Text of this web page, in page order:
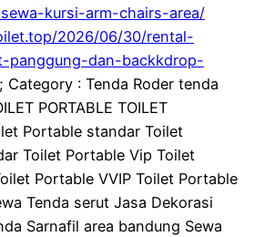
kursi-arm-chairs-area/
2026/06/30/rental-
panggung-dan-backkdrop-
; Category : Tenda Roder tenda
PORTABLE TOILET
Portable standar Toilet
Toilet Portable Vip Toilet
Portable VVIP Toilet Portable
Tenda serut Jasa Dekorasi
Sarnafil area bandung Sewa